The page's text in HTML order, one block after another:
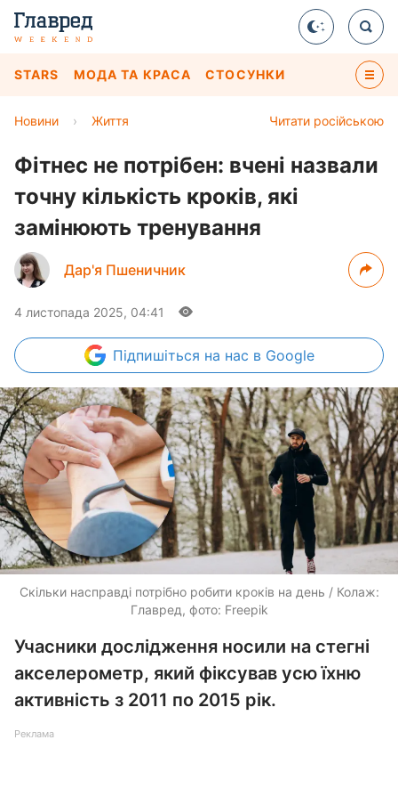
STARS МОДА ТА КРАСА СТОСУНКИ
Читати російською
Новини › Життя
Фітнес не потрібен: вчені назвали
точну кількість кроків, які
замінюють тренування
Дар'я Пшеничник
4 листопада 2025, 04:41
Підпишіться на нас в Google
Скільки насправді потрібно робити кроків на день / Колаж:
Главред, фото: Freepik
Учасники дослідження носили на стегні
акселерометр, який фіксував усю їхню
активність з 2011 по 2015 рік.
Реклама